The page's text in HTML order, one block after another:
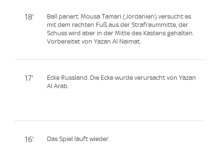
18'
Ball pariert. Mousa Tamari (Jordanien) versucht es
mit dem rechten Fuß aus der Strafraummitte, der
Schuss wird aber in der Mitte des Kastens gehalten.
Vorbereitet von Yazan Al Naimat.
17'
Ecke Russland. Die Ecke wurde verursacht von Yazan
Al Arab.
16' Das Spiel läuft wieder.